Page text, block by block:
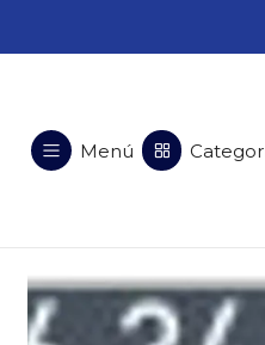
Taladros
Menú